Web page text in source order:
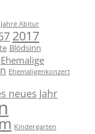
Abitur
2017
Blödsinn
Ehemalige
Ehemaligenkonzert
neues Jahr
Kindergarten